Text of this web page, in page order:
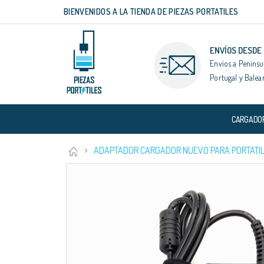
contenido
BIENVENIDOS A LA TIENDA DE PIEZAS PORTATILES
ENVÍOS
Envíos a
Portugal y
ADAPTADOR CARGADOR NUEVO PARA